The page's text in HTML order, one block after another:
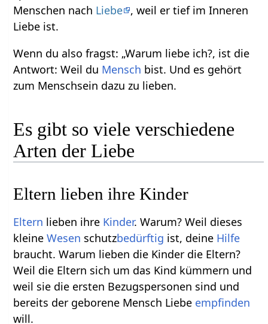
Menschen nach Liebe , weil er tief im Inneren
Liebe ist.
Wenn du also fragst: „Warum liebe ich?, ist die
Antwort: Weil du Mensch bist. Und es gehört
zum Menschsein dazu zu lieben.
Es gibt so viele verschiedene
Arten der Liebe
Eltern lieben ihre Kinder
Eltern lieben ihre Kinder. Warum? Weil dieses
kleineWesen schutzbedürftig ist, deine Hilfe
braucht. Warum lieben die Kinder die Eltern?
Weil die Eltern sich um das Kind kümmern und
weil sie die ersten Bezugspersonen sind und
bereits der geborene Mensch Liebe empfinden
will.